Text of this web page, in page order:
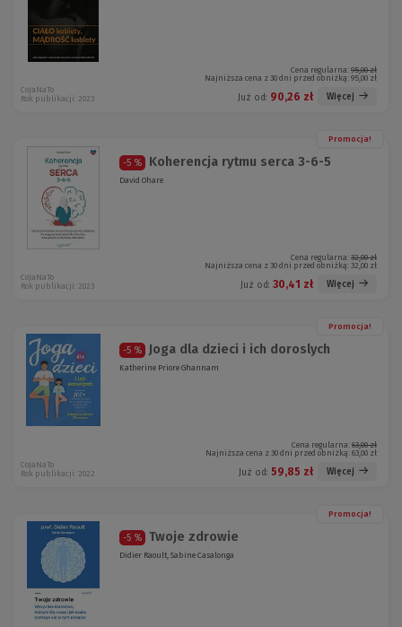
Cena regularna: 95,00 zł
Najniższa cena z 30 dni przed obniżką: 95,00 zł
Już od: 90,26 zł Więcej
CoJaNaTo
Rok publikacji: 2023
Promocja!
-5 % Koherencja rytmu serca 3-6-5
David Ohare
Cena regularna: 32,00 zł
Najniższa cena z 30 dni przed obniżką: 32,00 zł
Już od: 30,41 zł Więcej
CoJaNaTo
Rok publikacji: 2023
Promocja!
-5 % Joga dla dzieci i ich doroslych
Katherine Priore Ghannam
Cena regularna: 63,00 zł
Najniższa cena z 30 dni przed obniżką: 63,00 zł
Już od: 59,85 zł Więcej
CoJaNaTo
Rok publikacji: 2022
Promocja!
-5 % Twoje zdrowie
Didier Raoult, Sabine Casalonga